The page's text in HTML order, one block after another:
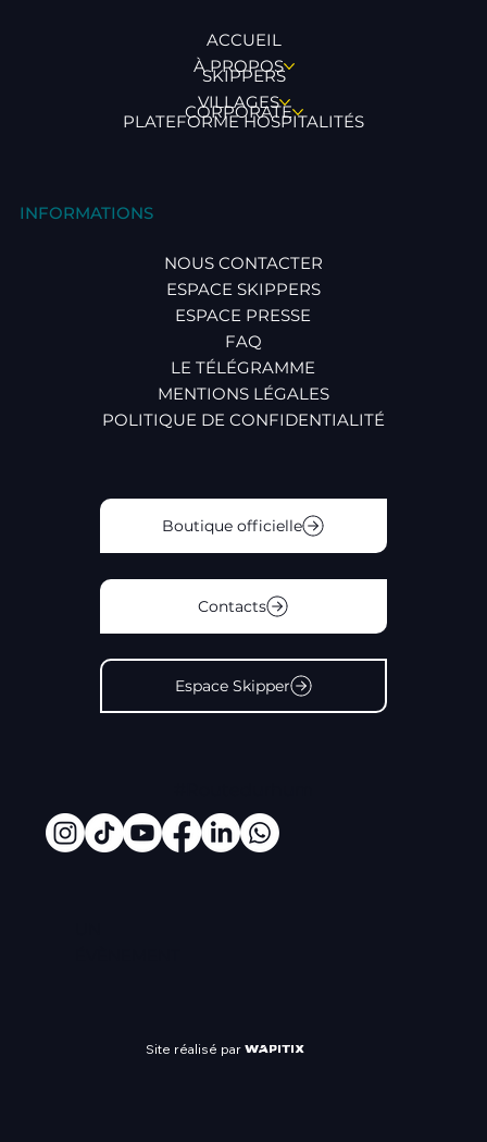
ACCUEIL
À PROPOS
SKIPPERS
VILLAGES
CORPORATE
PLATEFORME HOSPITALITÉS
INFORMATIONS
NOUS CONTACTER
ESPACE SKIPPERS
ESPACE PRESSE
FAQ
LE TÉLÉGRAMME
MENTIONS LÉGALES
POLITIQUE DE CONFIDENTIALITÉ
Boutique officielle
Contacts
Espace Skipper
Site réalisé par